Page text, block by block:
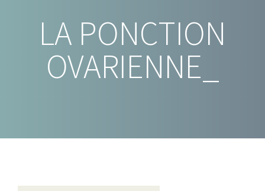
LA PONCTION
OVARIENNE_